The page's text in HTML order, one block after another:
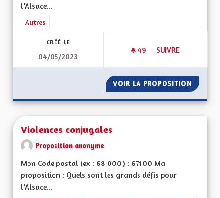
l’Alsace...
Filtrer les résultats de la catégorie : Autres
Autres
CRÉÉ LE
04/05/2023
49 49 ABONNÉS
SUIVRE
VOIR LA PROPOSITION VIREZ
Violences conjugales
Proposition anonyme
Mon Code postal (ex : 68 000) : 67100 Ma
proposition : Quels sont les grands défis pour
l’Alsace...